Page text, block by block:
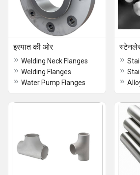
इस्पात की ओर
Welding Neck Flanges
Welding Flanges
Water Pump Flanges